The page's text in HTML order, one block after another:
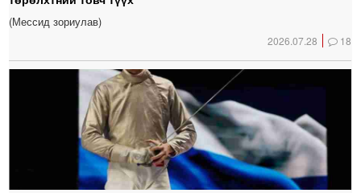
(Мессид зориулав)
2026.07.28 18